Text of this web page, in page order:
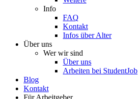
Info
FAQ
Kontakt
Infos über Alter
Über uns
Wer wir sind
Über uns
Arbeiten bei StudentJob
Blog
Kontakt
Für Arbeitgeber